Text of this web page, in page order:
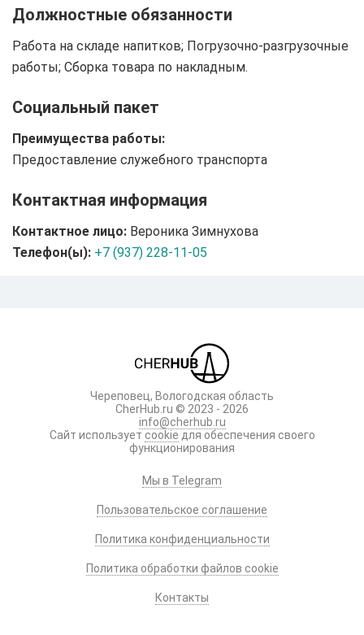
Должностные обязанности
Работа на складе напитков; Погрузочно-разгрузочные
работы; Сборка товара по накладным.
Социальный пакет
Преимущества работы:
Предоставление служебного транспорта
Контактная информация
Контактное лицо: Вероника Зимнухова
Телефон(ы): +7 (937) 228-11-05
Череповец, Вологодская область
CherHub.ru © 2023 - 2026
info@cherhub.ru
Сайт использует cookie для обеспечения своего
функционирования
Мы в Telegram
Пользовательское соглашение
Политика конфиденциальности
Политика обработки файлов cookie
Контакты